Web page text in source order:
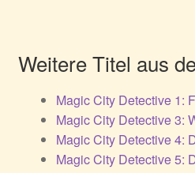
Weitere Titel aus
Magic City Detective 1:
Magic City Detective 3:
Magic City Detective 4:
Magic City Detective 5: